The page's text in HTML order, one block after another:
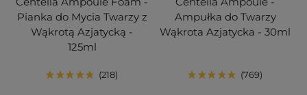
Pianka do Mycia Twarzy z
Wąkrotą Azjatycką -
125ml
218
Ampułka do Twarzy
Wąkrota Azjatycka - 30ml
769